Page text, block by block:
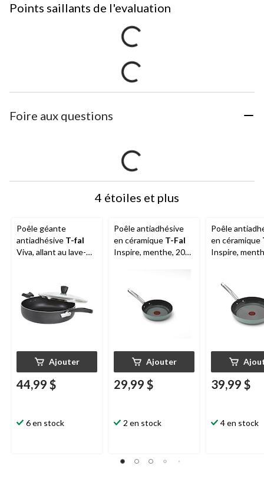
Points saillants de l'evaluation
Foire aux questions
4 étoiles et plus
Poêle géante
antiadhésive T-fal
Viva, allant au lave-
Ajouter
44,99 $
6 en stock
Poêle antiadhésive
en céramique T-Fal
Inspire, menthe, 20
Ajouter
29,99 $
2 en stock
Poêle
en céramique
Inspire,
39,99 $
4 en stock